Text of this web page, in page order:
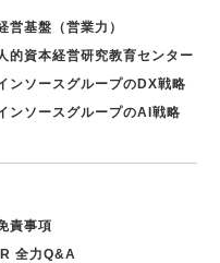
先着100社限定キャンペ
を育成、2026年８月か
Deployed型コンサルタ
営基盤（営業力）
人的資本経営研究教育センター
ンソースグループのDX戦略
ンソースグループのAI戦略
責事項
全力Q&A